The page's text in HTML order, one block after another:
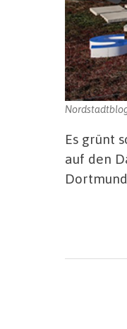
Es grünt
auf den